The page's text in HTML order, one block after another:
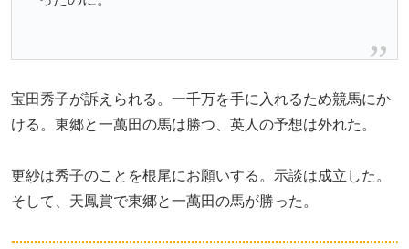
宝田秀子が訴えられる。一千万を手に入れるため競馬にか
ける。東郷と一萬田の馬は勝つ、英人の予想は外れた。
更紗は秀子のことを根尾にお願いする。示談は成立した。
そして、天鳳賞で東郷と一萬田の馬が勝った。